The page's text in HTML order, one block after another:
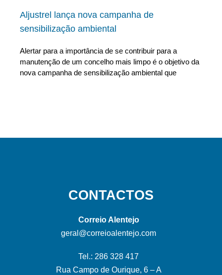
Aljustrel lança nova campanha de
sensibilização ambiental
Alertar para a importância de se contribuir para a
manutenção de um concelho mais limpo é o objetivo da
nova campanha de sensibilização ambiental que
CONTACTOS
Correio Alentejo
geral@correioalentejo.com
Tel.: 286 328 417
Rua Campo de Ourique, 6 – A